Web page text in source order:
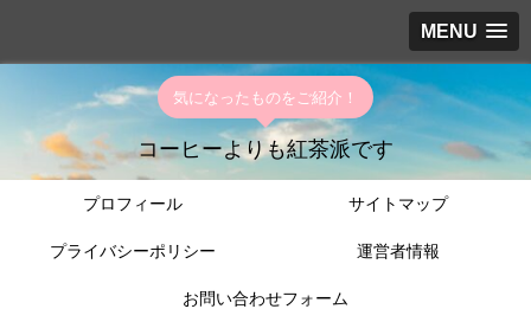
MENU
気になったものをご紹介！
コーヒーよりも紅茶派です
プロフィール サイトマップ
プライバシーポリシー 運営者情報
お問い合わせフォーム